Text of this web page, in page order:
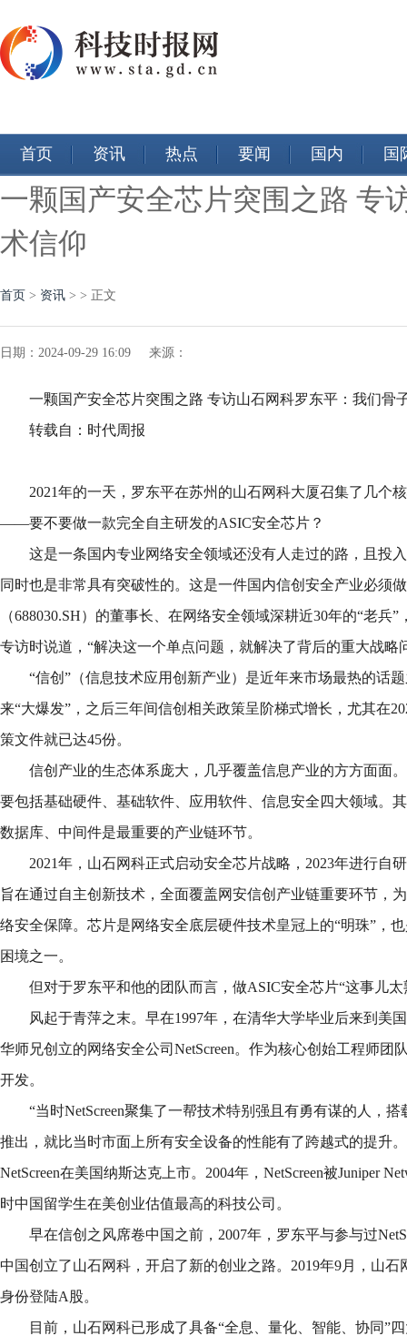
首页 资讯 热点 要闻 国内 国
一颗国产安全芯片突围之路 专
术信仰
首页 > 资讯 > > 正文
日期：2024-09-29 16:09 来源：
一颗国产安全芯片突围之路 专访山石网科罗东平：我们骨
转载自：时代周报
2021年的一天，罗东平在苏州的山石网科大厦召集了几个
——要不要做一款完全自主研发的ASIC安全芯片？
这是一条国内专业网络安全领域还没有人走过的路，且投
同时也是非常具有突破性的。这是一件国内信创安全产业必须
（688030.SH）的董事长、在网络安全领域深耕近30年的“老兵
专访时说道，“解决这一个单点问题，就解决了背后的重大战略
“信创”（信息技术应用创新产业）是近年来市场最热的话
来“大爆发”，之后三年间信创相关政策呈阶梯式增长，尤其在
策文件就已达45份。
信创产业的生态体系庞大，几乎覆盖信息产业的方方面面
要包括基础硬件、基础软件、应用软件、信息安全四大领域。
数据库、中间件是最重要的产业链环节。
2021年，山石网科正式启动安全芯片战略，2023年进行自
旨在通过自主创新技术，全面覆盖网安信创产业链重要环节，
络安全保障。芯片是网络安全底层硬件技术皇冠上的“明珠”，
困境之一。
但对于罗东平和他的团队而言，做ASIC安全芯片“这事儿太
风起于青萍之末。早在1997年，在清华大学毕业后来到美
华师兄创立的网络安全公司NetScreen。作为核心创始工程师团
开发。
“当时NetScreen聚集了一帮技术特别强且有勇有谋的人，
推出，就比当时市面上所有安全设备的性能有了跨越式的提升
NetScreen在美国纳斯达克上市。2004年，NetScreen被Juniper
时中国留学生在美创业估值最高的科技公司。
早在信创之风席卷中国之前，2007年，罗东平与参与过
中国创立了山石网科，开启了新的创业之路。2019年9月，山
身份登陆A股。
目前，山石网科已形成了具备“全息、量化、智能、协同”